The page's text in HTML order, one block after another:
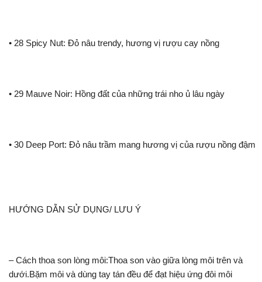
• 28 Spicy Nut: Đỏ nâu trendy, hương vị rượu cay nồng
• 29 Mauve Noir: Hồng đất của những trái nho ủ lâu ngày
• 30 Deep Port: Đỏ nâu trầm mang hương vị của rượu nồng đậm
HƯỚNG DẪN SỬ DỤNG/ LƯU Ý
– Cách thoa son lòng môi:Thoa son vào giữa lòng môi trên và
dưới.Bặm môi và dùng tay tán đều để đạt hiệu ứng đôi môi